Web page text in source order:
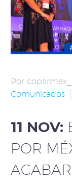
Por
Comunicados
11 NOV:
POR